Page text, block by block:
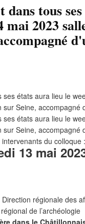
tous
mai 2023
intervenants du colloque :
13 mai
régionale des
de l’archéologie
dans le